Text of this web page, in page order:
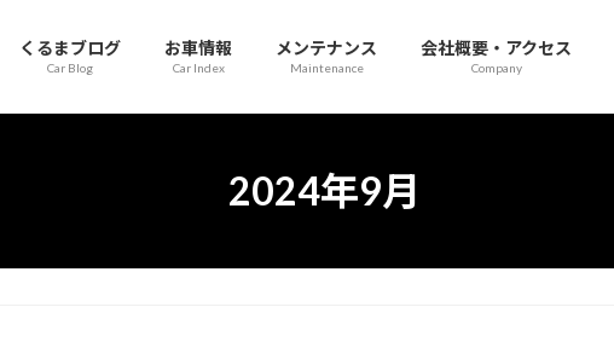
くるまブログ
Car Blog
お車情報
Car Index
メンテナンス
Maintenance
会社概要・アクセス
Company
2024年9月